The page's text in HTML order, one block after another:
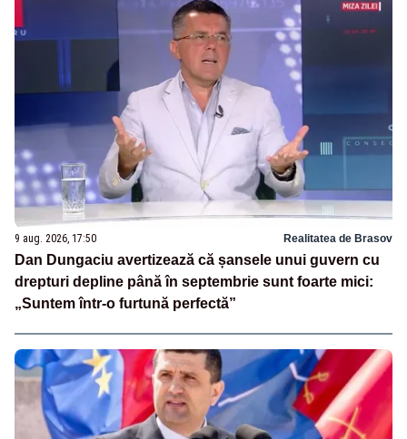
9 aug. 2026, 17:50 Realitatea de Brasov
Dan Dungaciu avertizează că șansele unui guvern cu
drepturi depline până în septembrie sunt foarte mici:
„Suntem într-o furtună perfectă”